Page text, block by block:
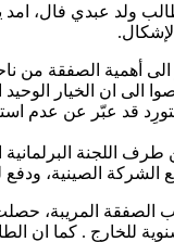
ولد عبدي فال،
الى أهمية الصفقة من
عبّر عن عدم استعداده
اللجنة
مجلس الوزراء لها من الضمان المصرفي فى مخالفة صريحة